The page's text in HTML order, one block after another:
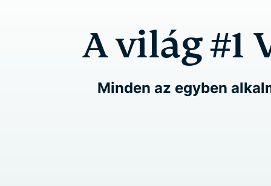
VPN protection for
to deploy, simple to
scale.
A világ #1
Minden az egyben